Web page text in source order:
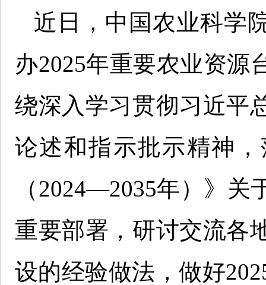
近日，中国农业科学
办2025年重要农业资源
绕深入学习贯彻习近平
论述和指示批示精神
（2024—2035年）》
重要部署，研讨交流各
设的经验做法，做好